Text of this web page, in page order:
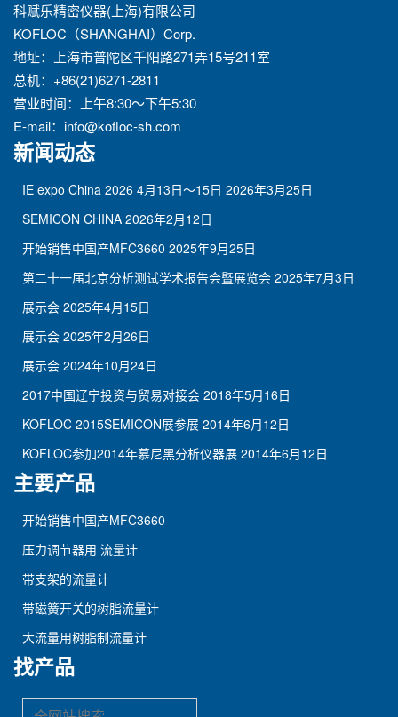
科赋乐精密仪器(上海)有限公司
KOFLOC（SHANGHAI）Corp.
地址：上海市普陀区千阳路271弄15号211室
总机：+86(21)6271-2811
营业时间：上午8:30～下午5:30
E-mail： info@kofloc-sh.com
新闻动态
IE expo China 2026 4月13日～15日 2026年3月25日
SEMICON CHINA 2026年2月12日
开始销售中国产MFC3660 2025年9月25日
第二十一届北京分析测试学术报告会暨展览会 2025年7月3日
展示会 2025年4月15日
展示会 2025年2月26日
展示会 2024年10月24日
2017中国辽宁投资与贸易对接会 2018年5月16日
KOFLOC 2015SEMICON展参展 2014年6月12日
KOFLOC参加2014年慕尼黑分析仪器展 2014年6月12日
主要产品
开始销售中国产MFC3660
压力调节器用 流量计
带支架的流量计
带磁簧开关的树脂流量计
大流量用树脂制流量计
找产品